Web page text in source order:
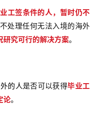
工签条件的人，暂时仍不
处理任何无法入境的海外
研究可行的解决方案。
的人是否可以获得毕业工
论。